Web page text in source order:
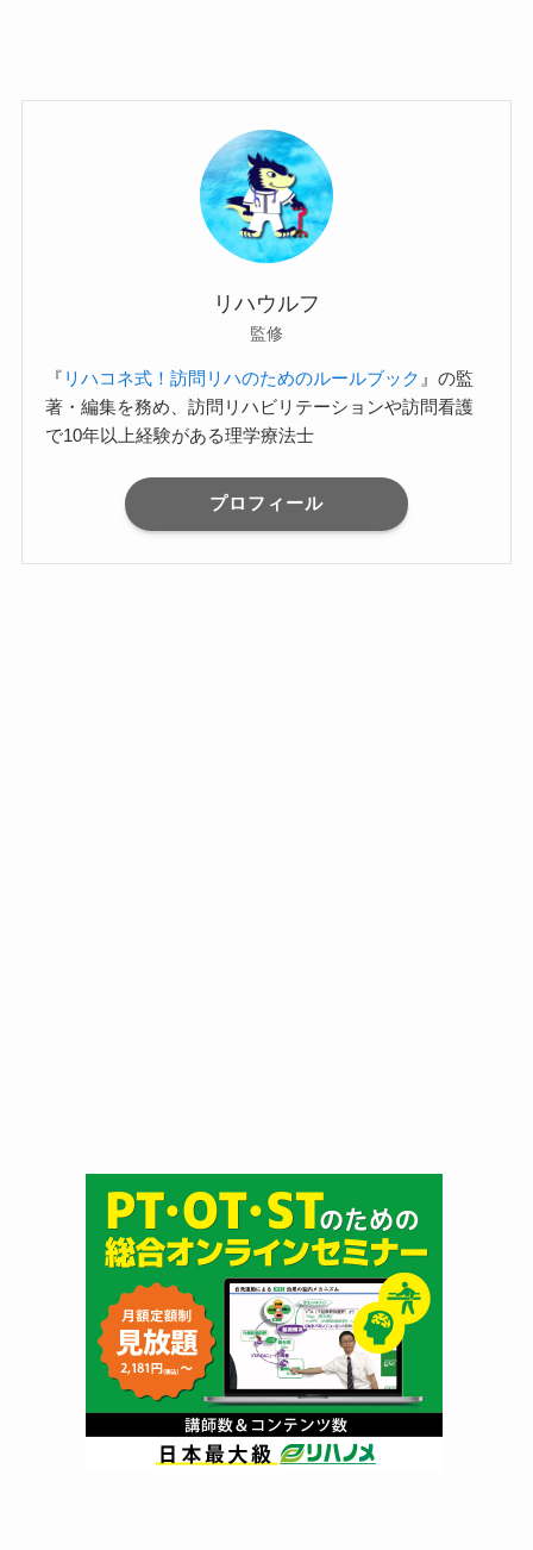
リハウルフ
監修
『 リハコネ式！訪問リハのためのルールブック 』の監
著・編集を務め、訪問リハビリテーションや訪問看護
で10年以上経験がある理学療法士
プロフィール